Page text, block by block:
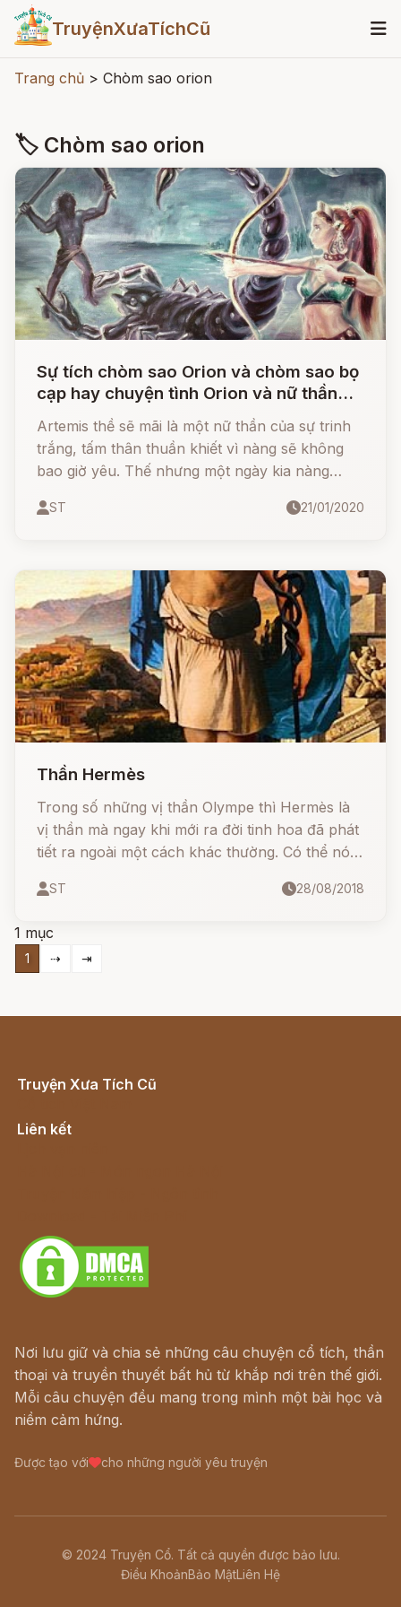
TruyệnXưaTíchCũ
Trang chủ > Chòm sao orion
🏷 Chòm sao orion
Sự tích chòm sao Orion và chòm sao bọ
cạp hay chuyện tình Orion và nữ thần
Artemis thề sẽ mãi là một nữ thần của sự trinh
trắng, tấm thân thuần khiết vì nàng sẽ không
bao giờ yêu. Thế nhưng một ngày kia nàng
tình
ST 21/01/2020
Thần Hermès
Trong số những vị thần Olympe thì Hermès là
vị thần mà ngay khi mới ra đời tinh hoa đã phát
tiết ra ngoài một cách khác thường. Có thể nói
“tính trời vốn sẵn” của chú bé Hermès khi còn
ST 28/08/2018
1 mục
1 ⇢ ⇥
Truyện Xưa Tích Cũ
Liên kết
Nơi lưu giữ và chia sẻ những câu chuyện cổ tích, thần
thoại và truyền thuyết bất hủ từ khắp nơi trên thế giới.
Mỗi câu chuyện đều mang trong mình một bài học và
niềm cảm hứng.
Được tạo với cho những người yêu truyện
© 2024 Truyện Cổ. Tất cả quyền được bảo lưu.
Điều KhoảnBảo MậtLiên Hệ